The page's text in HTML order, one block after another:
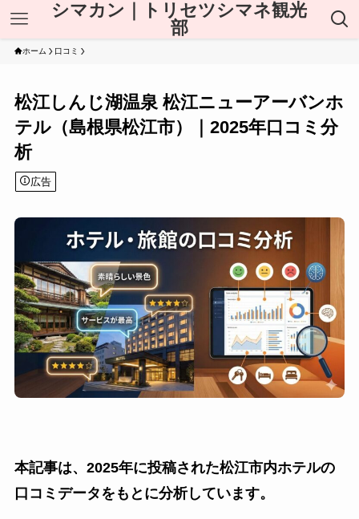
シマカン｜トリセツシマネ観光
部
ホーム 口コミ
松江しんじ湖温泉 松江ニューアーバンホ
テル（島根県松江市）｜2025年口コミ分
析
広告
本記事は、2025年に投稿された松江市内ホテルの
口コミデータをもとに分析しています。